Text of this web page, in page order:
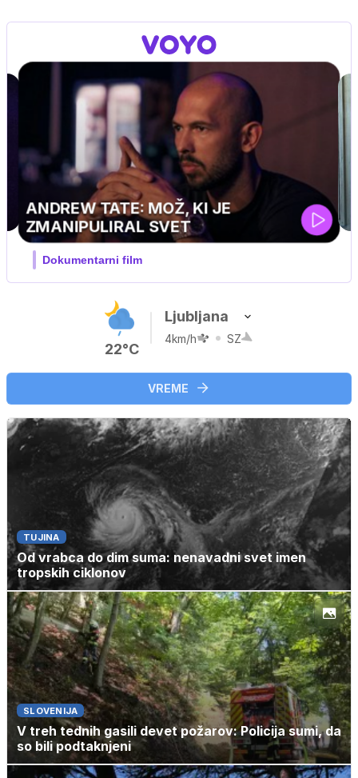
MOJ PRIJATELJ PINGVIN
Film meseca / družinski, pustolovski
22°C
Ljubljana
4km/h SZ
VREME
TUJINA
Od vrabca do dim suma: nenavadni svet imen
tropskih ciklonov
SLOVENIJA
V treh tednih gasili devet požarov: Policija sumi, da
so bili podtaknjeni